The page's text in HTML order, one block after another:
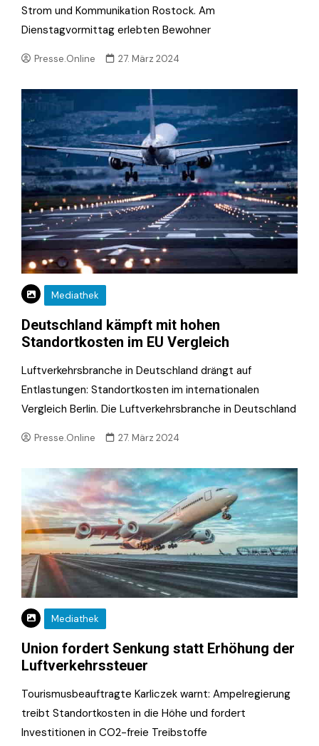
Strom und Kommunikation Rostock. Am
Dienstagvormittag erlebten Bewohner
Presse.Online 27. März 2024
Mediathek
Deutschland kämpft mit hohen
Standortkosten im EU Vergleich
Luftverkehrsbranche in Deutschland drängt auf
Entlastungen: Standortkosten im internationalen
Vergleich Berlin. Die Luftverkehrsbranche in Deutschland
Presse.Online 27. März 2024
Mediathek
Union fordert Senkung statt Erhöhung der
Luftverkehrssteuer
Tourismusbeauftragte Karliczek warnt: Ampelregierung
treibt Standortkosten in die Höhe und fordert
Investitionen in CO2-freie Treibstoffe